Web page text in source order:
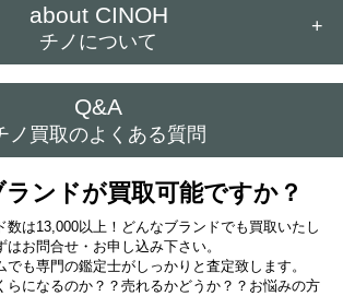
about CINOH
チノについて
+
Q&A
ノ買取のよくある質問
ンドが買取可能ですか？
数は13,000以上！どんなブランドでも買取いたし
はお問合せ・お申し込み下さい。
でも専門の鑑定士がしっかりと査定致します。
らになるのか？？売れるかどうか？？お悩みの方